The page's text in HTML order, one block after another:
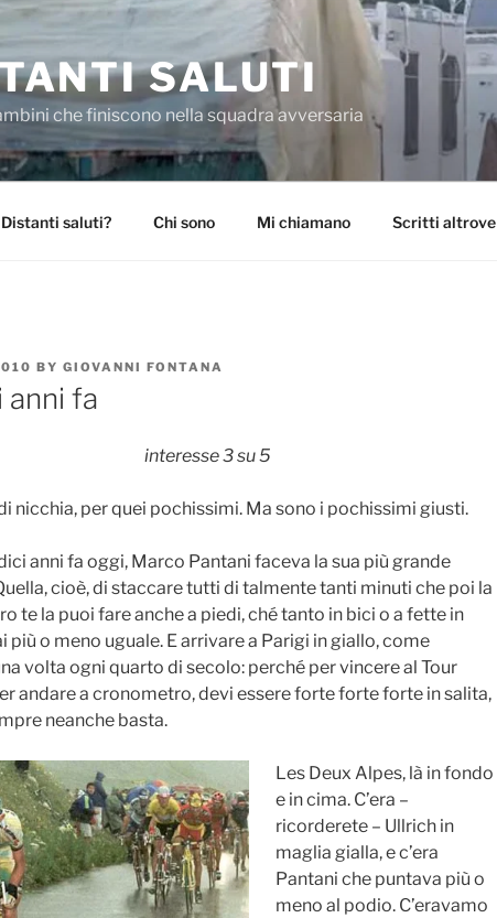
SALUTI
che finiscono nella squadra avversaria
Distanti saluti? Chi sono Mi chiamano Scritti altrove
BY GIOVANNI FONTANA
anni fa
interesse 3 su 5
nicchia, per quei pochissimi. Ma sono i pochissimi giusti.
anni fa oggi, Marco Pantani faceva la sua più grande
cioè, di staccare tutti di talmente tanti minuti che poi la
te la puoi fare anche a piedi, ché tanto in bici o a fette in
più o meno uguale. E arrivare a Parigi in giallo, come
volta ogni quarto di secolo: perché per vincere al Tour
andare a cronometro, devi essere forte forte forte in salita,
neanche basta.
Les Deux Alpes, là in fondo
e in cima. C’era –
ricorderete – Ullrich in
maglia gialla, e c’era
Pantani che puntava più o
meno al podio. C’eravamo